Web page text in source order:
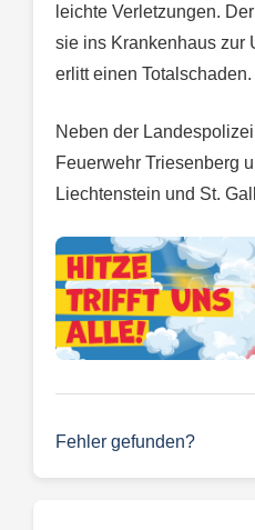
leichte Verletzungen.
sie ins Krankenhaus zur
erlitt einen Totalschaden.
Neben der
Feuerwehr Triesenberg
Liechtenstein und St.
Fehler gefunden?